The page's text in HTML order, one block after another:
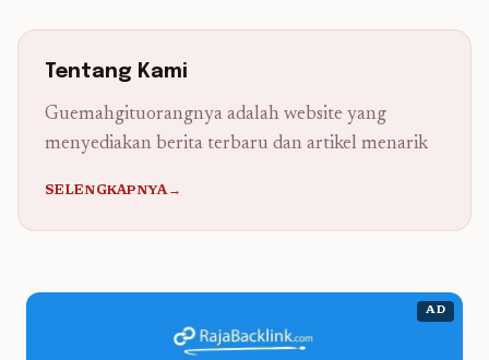
Tentang Kami
Guemahgituorangnya adalah website yang
menyediakan berita terbaru dan artikel menarik
SELENGKAPNYA→
AD